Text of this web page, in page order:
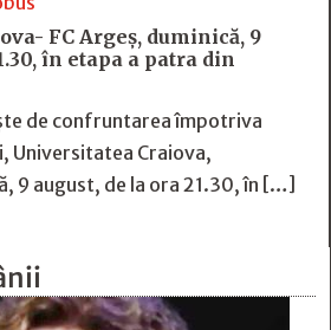
FC Argeș, duminică, 9
în etapa a patra din
de confruntarea împotriva
Universitatea Craiova,
9 august, de la ora 21.30, în […]